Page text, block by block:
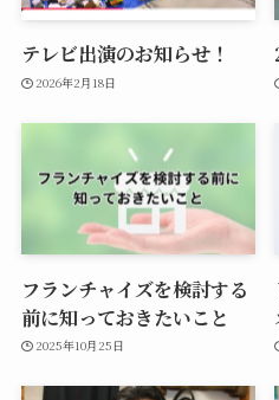
テレビ出演のお知らせ！
2026年2月18日
フランチャイズを検討する
前に知っておきたいこと
2025年10月25日